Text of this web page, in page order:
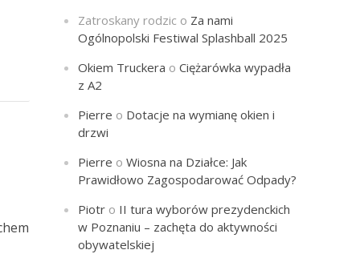
Zatroskany rodzic o Za nami
Ogólnopolski Festiwal Splashball 2025
Okiem Truckera oCiężarówka wypadła
z A2
Pierre o Dotacje na wymianę okien i
drzwi
Pierre oWiosna na Działce: Jak
Prawidłowo Zagospodarować Odpady?
Piotr o II tura wyborów prezydenckich
w Poznaniu – zachęta do aktywności
obywatelskiej